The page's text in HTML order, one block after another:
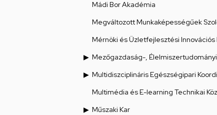
Mádi Bor Akadémia
Megváltozott Munkaképességűek
Mérnöki és Üzletfejlesztési
Mezőgazdaság-,
Multidiszciplináris Egészségipari
Multimédia és E-learning Technikai
Műszaki Kar